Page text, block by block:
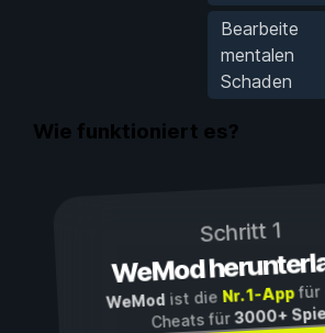
Bearbeite
mentalen
Schaden
Wie funktioniert es?
Schritt 1
WeMod
WeMod ist die Nr. 1-Appfür
Cheats für3000+